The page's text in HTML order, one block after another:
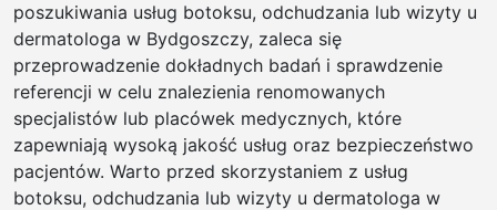
poszukiwania usług botoksu, odchudzania lub wizyty u
dermatologa w Bydgoszczy, zaleca się
przeprowadzenie dokładnych badań i sprawdzenie
referencji w celu znalezienia renomowanych
specjalistów lub placówek medycznych, które
zapewniają wysoką jakość usług oraz bezpieczeństwo
pacjentów. Warto przed skorzystaniem z usług
botoksu, odchudzania lub wizyty u dermatologa w